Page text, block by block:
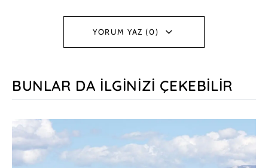
YORUM YAZ (0)
BUNLAR DA İLGINIZI ÇEKEBILIR